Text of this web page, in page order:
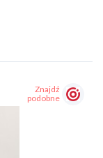
Znajdź
podobne